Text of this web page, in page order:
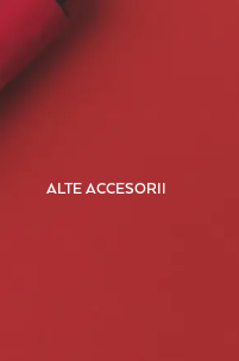
ALTE ACCESORII